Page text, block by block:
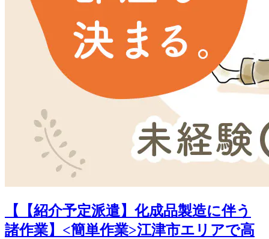
【【紹介予定派遣】化成品製造に伴う
諸作業】<簡単作業>江津市エリアで高